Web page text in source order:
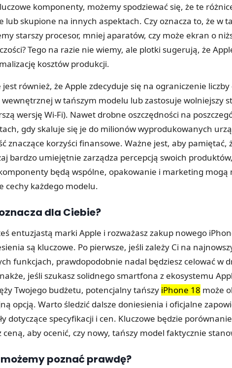
komponenty, możemy spodziewać się, że te
lub skupione na innych aspektach. Czy oznacza to, że w
starszy procesor, mniej aparatów, czy może ekran o
Tego na razie nie wiemy, ale plotki sugerują, że
kosztów produkcji.
jest również, że Apple zdecyduje się na ograniczenie
w tańszym modelu lub zastosuje wolniejszy
wersję Wi-Fi). Nawet drobne oszczędności na
gdy skaluje się je do milionów wyprodukowanych
znaczące korzyści finansowe. Ważne jest, aby pamiętać,
bardzo umiejętnie zarządza percepcją swoich
będą wspólne, opakowanie i marketing mogą
cechy każdego modelu.
dla Ciebie?
entuzjastą marki Apple i rozważasz zakup nowego
są kluczowe. Po pierwsze, jeśli zależy Ci na
funkcjach, prawdopodobnie nadal będziesz celować w
jeśli szukasz solidnego smartfona z ekosystemu
Twojego budżetu, potencjalny tańszy iPhone 18 może
opcją. Warto śledzić dalsze doniesienia i oficjalne
dotyczące specyfikacji i cen. Kluczowe będzie
ceną, aby ocenić, czy nowy, tańszy model faktycznie
poznać prawdę?